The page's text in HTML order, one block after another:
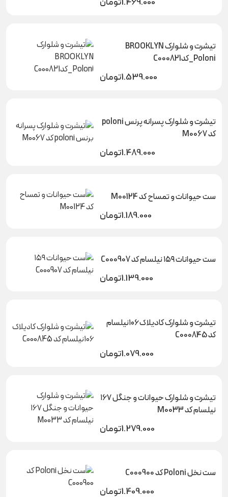
تیشرت و شلوارک BROOKLYN
_PoloniکدC000821
1.539.000تومان
تیشرت و شلوارک پسرانه پرنس poloni
کد M0067
1.489.000تومان
ست حیوانات و تمساح کد M00124
1.189.000تومان
ست حیوانات ۱۵۹ نیلسام کد C000907
1.139.000تومان
تیشرت و شلوارک کادیلاک ۱۰۶نیلسام
کد C000845
1.079.000تومان
تیشرت و شلوارک حیوانات و جنگل ۱۶۷
نیلسام کد M0033
1.279.000تومان
ست نخل Poloni کد C000900
1.409.000تومان